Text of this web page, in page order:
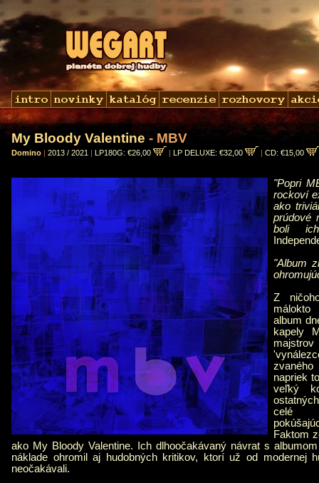
My Bloody Valentine - MBV
Domino | 2013 / 2021 | LP180G: €26,00 | LP DELUXE: €32,00 | CD: €15,00
"Popri
rockoví
ako
prúdové
boli
"Album
Z
album
kapely
majstrov
napriek
veľký
celé
Faktom
ako My Bloody Valentine. Ich dlhoočakávaný návrat s
náklade ohromil aj hudobných kritikov, ktorí už od modernej
neočakávali.